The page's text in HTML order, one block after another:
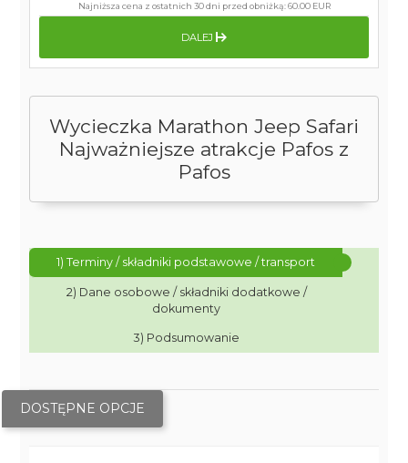
Wycieczka Marathon Jeep Safari
Najważniejsze atrakcje Pafos z
Pafos
1) Terminy / składniki podstawowe / transport
2) Dane osobowe / składniki dodatkowe /
dokumenty
3) Podsumowanie
DOSTĘPNE OPCJE
Najniższa cena z ostatnich 30 dni przed obniżką:60.00 EUR
DALEJ